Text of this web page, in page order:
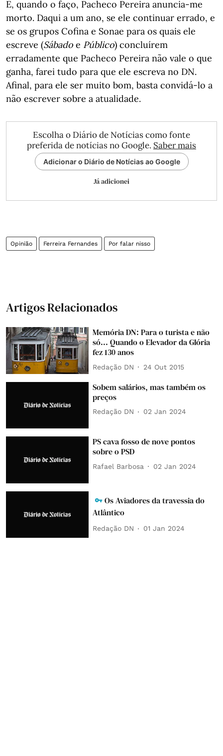
E, quando o faço, Pacheco Pereira anuncia-me
morto. Daqui a um ano, se ele continuar errado, e
se os grupos Cofina e Sonae para os quais ele
escreve (Sábado e Público) concluírem
erradamente que Pacheco Pereira não vale o que
ganha, farei tudo para que ele escreva no DN.
Afinal, para ele ser muito bom, basta convidá-lo a
não escrever sobre a atualidade.
Escolha o Diário de Notícias como fonte
preferida de notícias no Google. Saber mais
Adicionar o Diário de Notícias ao Google
Já adicionei
Opinião Ferreira Fernandes Por falar nisso
Artigos Relacionados
Memória DN: Para o turista e não
só... Quando o Elevador da Glória
fez 130 anos
Redação DN 24 Out 2015
Sobem salários, mas também os
preços
Redação DN 02 Jan 2024
PS cava fosso de nove pontos
sobre o PSD
Rafael Barbosa 02 Jan 2024
Os Aviadores da travessia do
Atlântico
Redação DN 01 Jan 2024